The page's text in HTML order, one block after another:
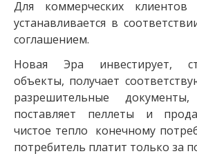
Для коммерческих
устанавливается в
соглашением.
Новая Эра инвестирует,
объекты, получает
разрешительные
поставляет пеллеты и
чистое тепло конечному
потребитель платит только за